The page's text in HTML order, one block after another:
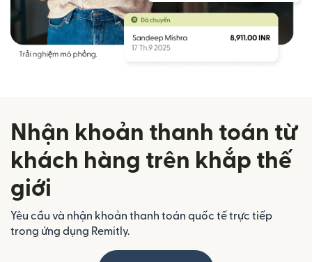
Nhận khoản thanh toán từ
khách hàng trên khắp thế
giới
Yêu cầu và nhận khoản thanh toán quốc tế trực tiếp
trong ứng dụng Remitly.